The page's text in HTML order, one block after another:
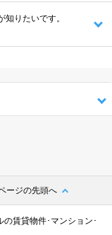
りたいです。
ージの先頭へ
賃貸物件･マンション･